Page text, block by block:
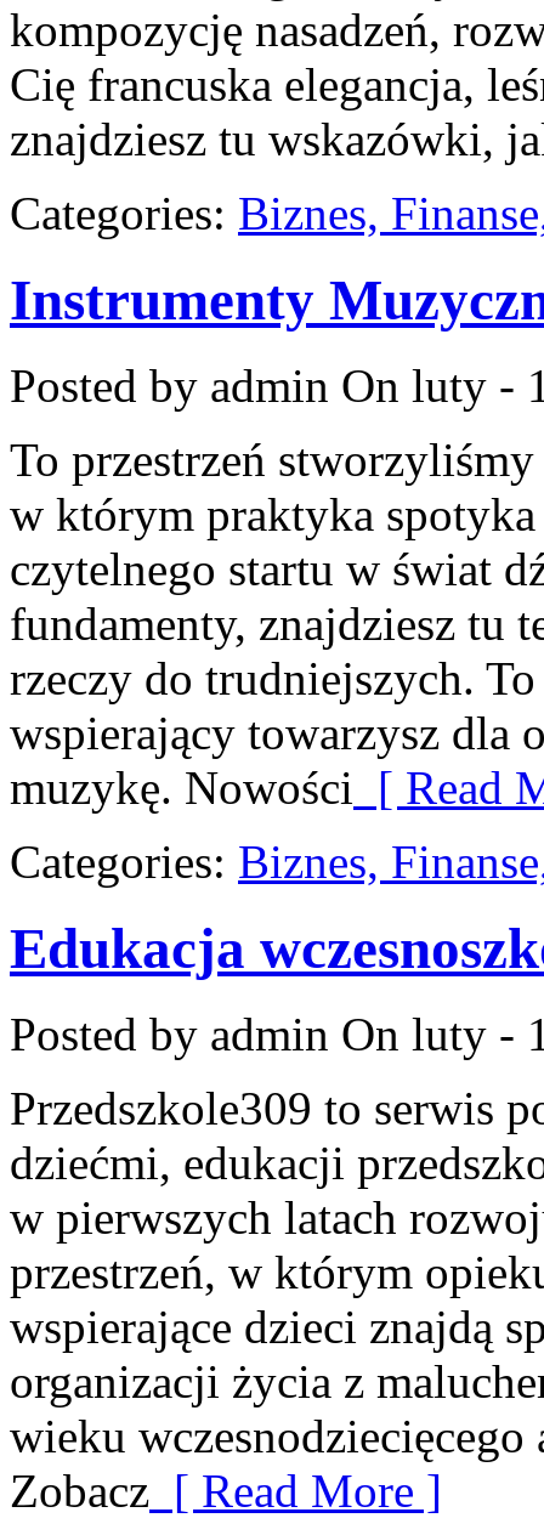
kompozycję nasadzeń,
Cię francuska elegancja,
znajdziesz tu wskazówki,
Categories: Biznes,
Instrumenty
Posted by admin On luty -
To przestrzeń
w którym praktyka spotyka
czytelnego startu w świat
fundamenty, znajdziesz tu
rzeczy do trudniejszych.
wspierający towarzysz dla
muzykę. Nowości [ Read
Categories: Biznes,
Edukacja
Posted by admin On luty -
Przedszkole309 to serwis
dziećmi, edukacji
w pierwszych latach
przestrzeń, w którym
wspierające dzieci znajdą
organizacji życia z
wieku wczesnodziecięcego
Zobacz [ Read More ]